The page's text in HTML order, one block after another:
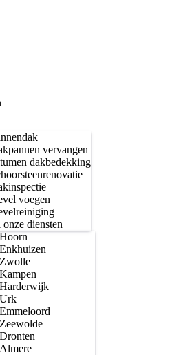
vervangen
dakbedekking
voegen
diensten
Hoorn
Enkhuizen
Zwolle
Kampen
Harderwijk
Urk
Emmeloord
Zeewolde
Dronten
Almere